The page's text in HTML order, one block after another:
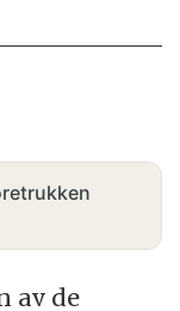
av de